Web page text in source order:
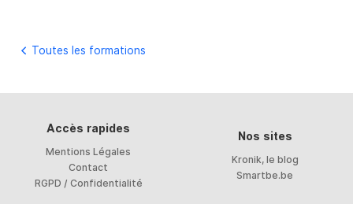
Toutes les formations
Accès rapides
Mentions Légales
Contact
RGPD / Confidentialité
Nos sites
Kronik, le blog
Smartbe.be